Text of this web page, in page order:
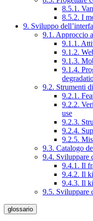
8.5.1.
8.5.2. I
9. Sviluppo
9.1. Approccio
9.1.1.
9.1.2.
9.1.3.
9.1.4.
9.2. Strumenti
9.2.1.
9.2.2.
use
9.2.3.
9.2.4.
9.2.5.
9.3. Catalogo
9.4. Sviluppare
9.4.1. Il
9.4.2. Il
9.4.3. Il
9.5. Sviluppare
glossario